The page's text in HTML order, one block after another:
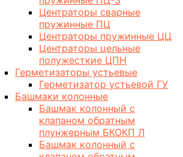
Центраторы сварные
пружинные ПЦ
Центраторы пружинные ЦЦ
Центраторы цельные
полужесткие ЦПН
Герметизаторы устьевые
Герметизатор устьевой ГУ
Башмаки колонные
Башмак колонный с
клапаном обратным
плунжерным БКОКП Л
Башмак колонный с